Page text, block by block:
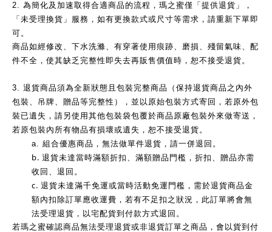
2. 為簡化及加速取得合適商品的流程，瑪之蜜僅「提供退貨」，
「未受理換貨」服務，如有更換款式或尺寸等需求，請重新下單即
可。
商品如經修改、下水洗滌、有穿著使用痕跡、磨損、殘留氣味、配
件不全，使其缺乏完整性即失去再販售價值時，恕不接受退貨。
3. 退貨商品須為全新狀態且包裝完整商品（保持退貨商品之內外
包裝、吊牌、贈品等完整性），並以原始包裝方式寄回，若原外包
裝已遺失，請另使用其他包裝袋包覆於商品原廠包裝外來做寄送，
若原包裝內所有物品有損壞或遺失，恕不接受退貨。
a. 組合優惠商品，無法做單件退貨，請一併退回。
b. 退貨未達當時滿額折扣、滿額贈品門檻，折扣、贈品亦需
收回、退回。
c. 退貨未達滿千免運或當時活動免運門檻，需於退貨商品金
額內扣除訂單應收運費，若有不足扣之狀況，此訂單將會無
法受理退貨，以宅配貨到付款方式退回。
若瑪之蜜確認商品無法受理退貨或非退貨訂單之商品，會以貨到付